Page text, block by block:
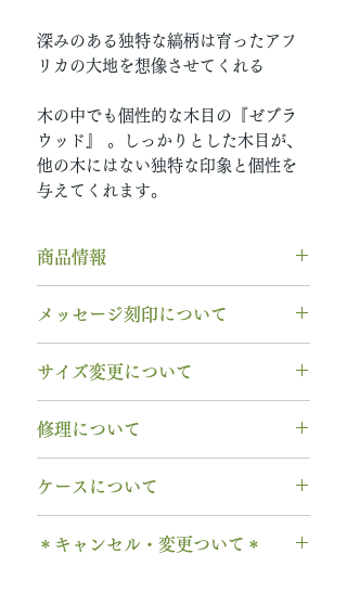
深みのある独特な縞柄は育ったアフ
リカの大地を想像させてくれる
木の中でも個性的な木目の『ゼブラ
ウッド』 。しっかりとした木目が、
他の木にはない独特な印象と個性を
与えてくれます。
商品情報
木種： ゼブラウッド
リング幅：3.0mm
納期： 6〜7週間
石サイズ：0.1ct程度 / 直径3.0mm
程度
当社基準のルースをご用意いたし
メッセージ刻印について
フォント：ブロック体
以下の組み合わせが可能です。
A～Z 英字 大文字のみ（※小文
字は不可です）
0～9 数字
. ドット
サイズ変更について
ません 。
み無料で新品交換
2回目以降のサイズ交換は、（その
時点の販売価格の）50%の価格で
修理について
木部、コーティング修理をご希望
2回目以降は有料になります。
ケースについて
料の装飾ケースのいずれかを選択
＊キャンセル・変更ついて＊